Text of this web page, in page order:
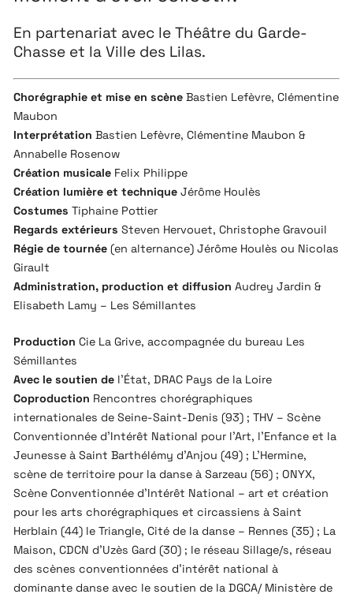
En partenariat avec le Théâtre du Garde-
Chasse et la Ville des Lilas.
Chorégraphie et mise en scène Bastien Lefèvre, Clémentine
Maubon
Interprétation Bastien Lefèvre, Clémentine Maubon &
Annabelle Rosenow
Création musicale Felix Philippe
Création lumière et technique Jérôme Houlès
Costumes Tiphaine Pottier
Regards extérieurs Steven Hervouet, Christophe Gravouil
Régie de tournée (en alternance) Jérôme Houlès ou Nicolas
Girault
Administration, production et diffusion Audrey Jardin &
Elisabeth Lamy – LesSémillantes
Production Cie La Grive, accompagnée du bureau Les
Sémillantes
Avec le soutien de l’État, DRAC Pays de la Loire
Coproduction Rencontres chorégraphiques
internationales de Seine-Saint-Denis (93) ; THV – Scène
Conventionnée d’Intérêt National pour l’Art, l’Enfance et la
Jeunesse à Saint Barthélémy d’Anjou (49) ; L’Hermine,
scène de territoire pour la danse à Sarzeau (56) ; ONYX,
Scène Conventionnée d’Intérêt National – art etcréation
pour les arts chorégraphiques et circassiens à Saint
Herblain (44) leTriangle, Cité de la danse – Rennes (35) ; La
Maison, CDCN d’Uzès Gard (30) ; le réseau Sillage/s, réseau
des scènes conventionnées d’intérêt national à
dominante danse avec le soutien de la DGCA/ Ministère de